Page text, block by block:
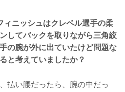
ィニッシュはクレベル選手の柔
してバックを取りながら三角絞
の腕が外に出ていたけど問題な
と考えていましたか？
い腰だったら、腕の中だっ